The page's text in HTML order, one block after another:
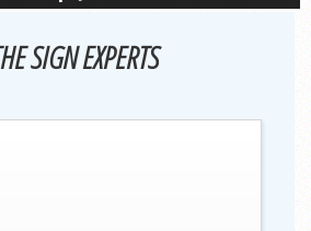
SIGN EXPERTS